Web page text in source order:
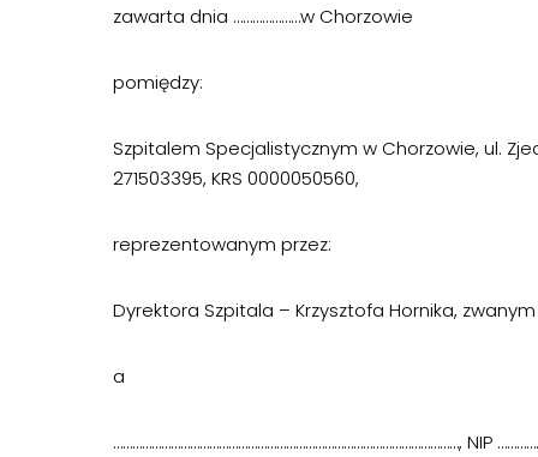
zawarta dnia …………………w Chorzowie
pomiędzy:
Szpitalem Specjalistycznym w Chorzowie, ul.
271503395, KRS 0000050560,
reprezentowanym przez:
Dyrektora Szpitala – Krzysztofa Hornika,
a
………………………………………………………………………………………………, NIP